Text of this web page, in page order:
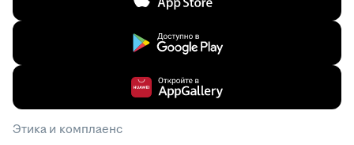
Этика и комплаенс